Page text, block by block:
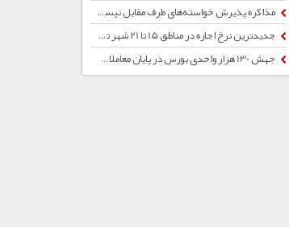
مذاکره پذیرش خواسته‌های طرف مقابل نیست/ برخی شرایط کشور و منافع ملی را درک نمی‌کنند
جدیدترین نرخ اجاره در مناطق 15 تا 21 شهر تهران
جهش 130 هزار واحدی بورس در پایان معاملات امروز